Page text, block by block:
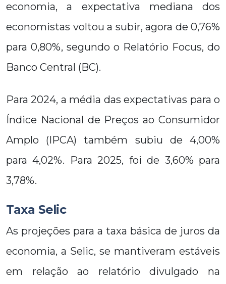
economia, a expectativa mediana dos
economistas voltou a subir, agora de 0,76%
para 0,80%, segundo o Relatório Focus, do
Banco Central (BC).
Para 2024, a média das expectativas para o
Índice Nacional de Preços ao Consumidor
Amplo (IPCA) também subiu de 4,00%
para 4,02%. Para 2025, foi de 3,60% para
3,78%.
Taxa Selic
As projeções para a taxa básica de juros da
economia, a Selic, se mantiveram estáveis
em relação ao relatório divulgado na